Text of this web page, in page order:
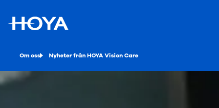
Om oss Nyheter från HOYA Vision Care